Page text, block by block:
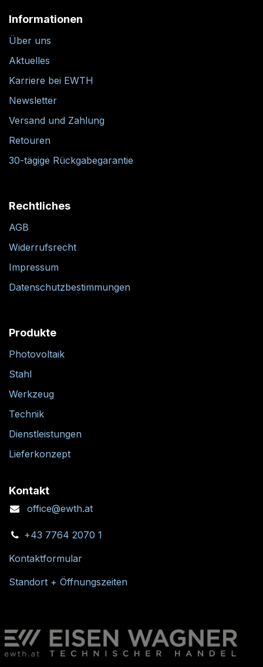
Informationen
Über uns
Aktuelles
Karriere bei EWTH
Newsletter
Versand und Zahlung
Retouren
30-tägige Rückgabegarantie
Rechtliches
AGB
Widerrufsrecht
Impressum
Datenschutzbestimmungen
Produkte
Photovoltaik
Stahl
Werkzeug
Technik
Dienstleistungen
Lieferkonzept
Kontakt
office@ewth.at
+43 7764 2070 1
Kontaktformular
Standort + Öffnungszeiten